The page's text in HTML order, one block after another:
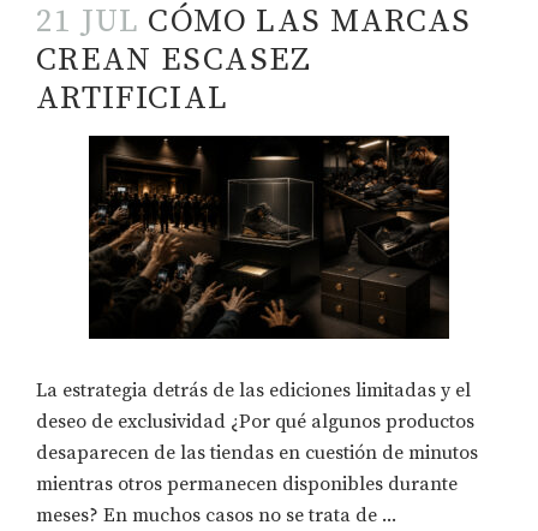
21 JUL CÓMO LAS MARCAS
CREAN ESCASEZ
ARTIFICIAL
La estrategia detrás de las ediciones limitadas y el
deseo de exclusividad ¿Por qué algunos productos
desaparecen de las tiendas en cuestión de minutos
mientras otros permanecen disponibles durante
meses? En muchos casos no se trata de ...